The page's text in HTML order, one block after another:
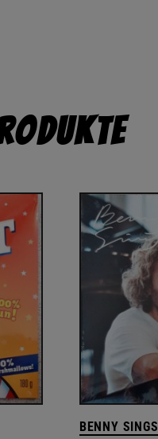
BENNY SINGS